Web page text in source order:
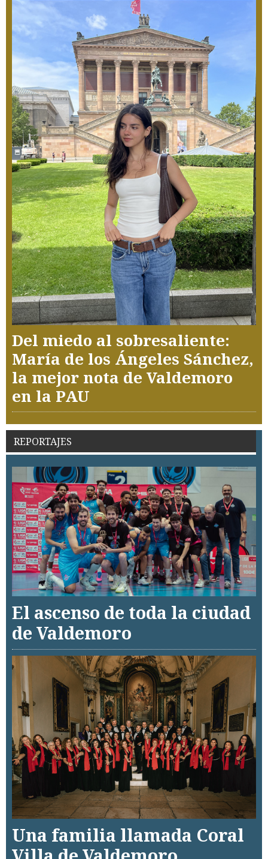
Del miedo al sobresaliente:
María de los Ángeles Sánchez,
la mejor nota de Valdemoro
en la PAU
REPORTAJES
El ascenso de toda la ciudad
de Valdemoro
Una familia llamada Coral